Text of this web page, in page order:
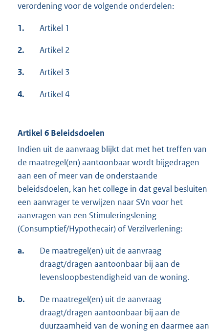
verordening voor de volgende onderdelen:
1. Artikel 1
2. Artikel 2
3. Artikel 3
4. Artikel 4
Artikel 6 Beleidsdoelen
Indien uit de aanvraag blijkt dat met het treffen van
de maatregel(en) aantoonbaar wordt bijgedragen
aan een of meer van de onderstaande
beleidsdoelen, kan het college in dat geval besluiten
een aanvrager te verwijzen naar SVn voor het
aanvragen van een Stimuleringslening
(Consumptief/Hypothecair) of Verzilverlening:
a.
De maatregel(en) uit de aanvraag
draagt/dragen aantoonbaar bij aan de
levensloopbestendigheid van de woning.
b.
De maatregel(en) uit de aanvraag
draagt/dragen aantoonbaar bij aan de
duurzaamheid van de woning en daarmee aan